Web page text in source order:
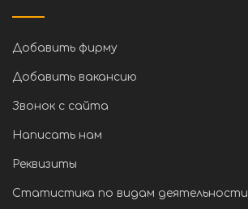
Добавить фирму
Добавить вакансию
Звонок с сайта
Написать нам
Реквизиты
Статистика по видам деятельности